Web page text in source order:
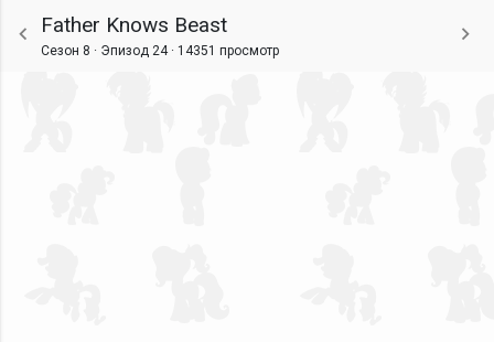
Father Knows Beast
Сезон 8 · Эпизод 24 · 14351 просмотр